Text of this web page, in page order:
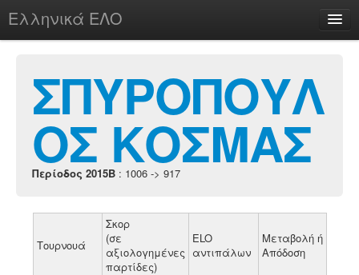
Ελληνικά ΕΛΟ
chesstu.be @ discord
Login
ΣΠΥΡΟΠΟΥΛ
ΟΣ ΚΟΣΜΑΣ
Περίοδος 2015B : 1006 -> 917
Τουρνουά
Σκορ
(σε
αξιολογημένες
παρτίδες)
ELO
αντιπάλων
Μεταβολή ή
Απόδοση